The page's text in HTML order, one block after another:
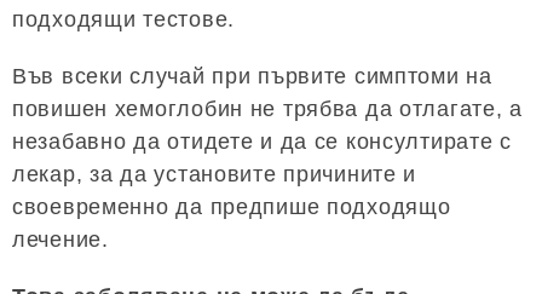
подходящи тестове.
Във всеки случай при първите симптоми на
повишен хемоглобин не трябва да отлагате, а
незабавно да отидете и да се консултирате с
лекар, за да установите причините и
своевременно да предпише подходящо
лечение.